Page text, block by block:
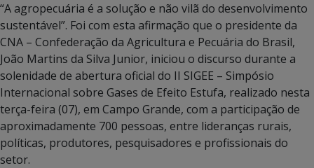
“A agropecuária é a solução e não vilã do desenvolvimento
sustentável”. Foi com esta afirmação que o presidente da
CNA – Confederação da Agricultura e Pecuária do Brasil,
João Martins da Silva Junior, iniciou o discurso durante a
solenidade de abertura oficial do II SIGEE – Simpósio
Internacional sobre Gases de Efeito Estufa, realizado nesta
terça-feira (07), em Campo Grande, com a participação de
aproximadamente 700 pessoas, entre lideranças rurais,
políticas, produtores, pesquisadores e profissionais do
setor.